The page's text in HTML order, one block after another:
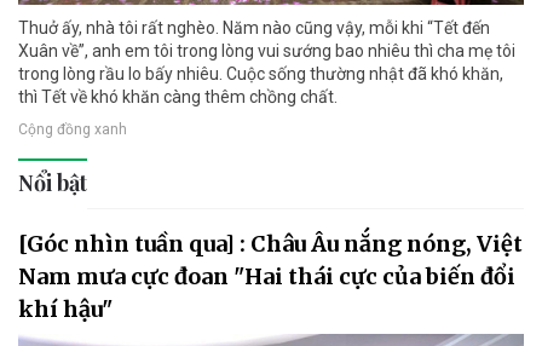
Thuở ấy, nhà tôi rất nghèo. Năm nào cũng vậy, mỗi khi “Tết đến
Xuân về”, anh em tôi trong lòng vui sướng bao nhiêu thì cha mẹ tôi
trong lòng rầu lo bấy nhiêu. Cuộc sống thường nhật đã khó khăn,
thì Tết về khó khăn càng thêm chồng chất.
Cộng đồng xanh
Nổi bật
[Góc nhìn tuần qua] : Châu Âu nắng nóng, Việt
Nam mưa cực đoan "Hai thái cực của biến đổi
khí hậu"